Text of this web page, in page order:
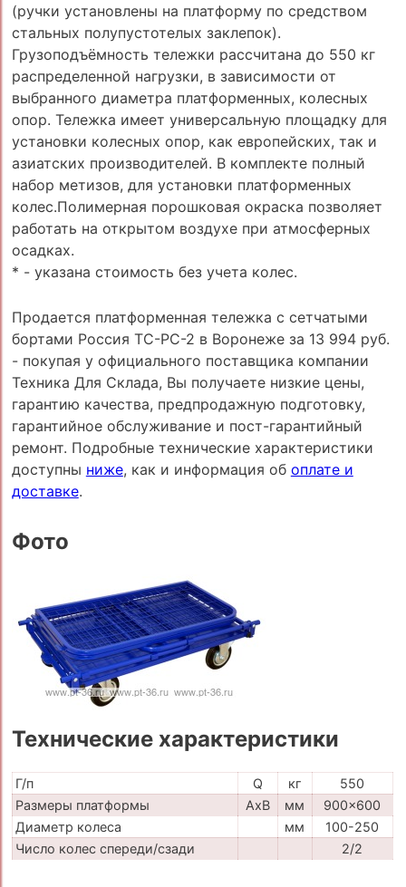
(ручки установлены на платформу по средством
стальных полупустотелых заклепок).
Грузоподъёмность тележки рассчитана до 550 кг
распределенной нагрузки, в зависимости от
выбранного диаметра платформенных, колесных
опор. Тележка имеет универсальную площадку для
установки колесных опор, как европейских, так и
азиатских производителей. В комплекте полный
набор метизов, для установки платформенных
колес.Полимерная порошковая окраска позволяет
работать на открытом воздухе при атмосферных
осадках.
* - указана стоимость без учета колес.
Продается платформенная тележка с сетчатыми
бортами Россия ТС-РС-2 в Воронеже за 13 994 руб.
- покупая у официального поставщика компании
Техника Для Склада, Вы получаете низкие цены,
гарантию качества, предпродажную подготовку,
гарантийное обслуживание и пост-гарантийный
ремонт. Подробные технические характеристики
доступны ниже, как и информация об оплате и
доставке.
Фото
Технические характеристики
Г/п Q кг
550
Размеры платформы
AxB мм
900x600
Диаметр колеса
мм
100-250
Число колес спереди/сзади
2/2